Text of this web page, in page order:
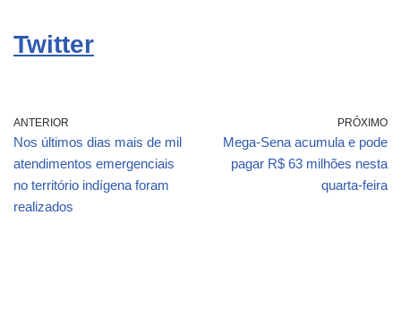
Twitter
ANTERIOR
Nos últimos dias mais de mil
atendimentos emergenciais
no território indígena foram
realizados
PRÓXIMO
Mega-Sena acumula e pode
pagar R$ 63 milhões nesta
quarta-feira